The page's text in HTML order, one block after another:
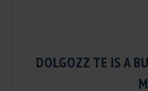
DOLGOZZ TE IS A